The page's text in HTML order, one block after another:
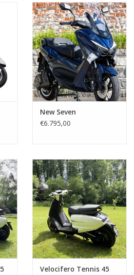
New Seven
€6.795,00
Velocifero Tennis 45